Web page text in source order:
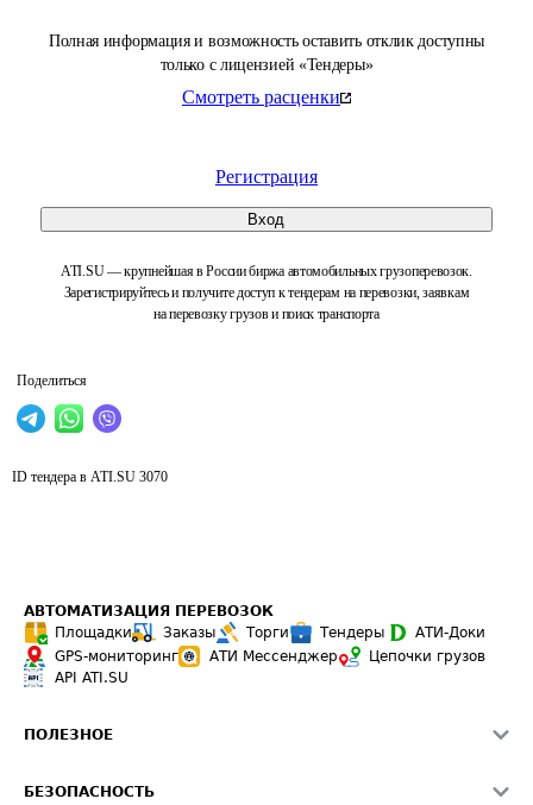
Полная информация и возможность оставить отклик доступны
только с лицензией «Тендеры»
Смотреть расценки
Регистрация
Вход
ATI.SU — крупнейшая в России биржа автомобильных грузоперевозок.
Зарегистрируйтесь и получите доступ к тендерам на перевозки, заявкам
на перевозку грузов и поиск транспорта
Поделиться
ID тендера в ATI.SU 3070
АВТОМАТИЗАЦИЯ ПЕРЕВОЗОК
Площадки
Заказы Торги Тендеры
АТИ-Доки
GPS-мониторинг
АТИ Мессенджер
Цепочки грузов
API ATI.SU
ПОЛЕЗНОЕ
БЕЗОПАСНОСТЬ